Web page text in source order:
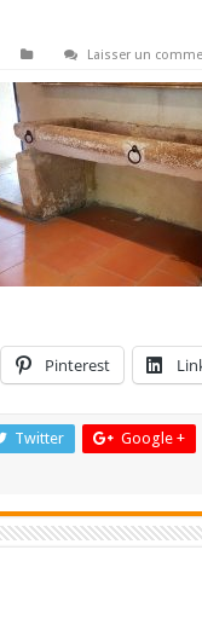
Laisser un
Pinterest
Twitter Google +